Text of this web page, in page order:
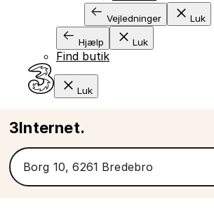
Vejledninger Luk
Hjælp Luk
Find butik
Luk
3Internet.